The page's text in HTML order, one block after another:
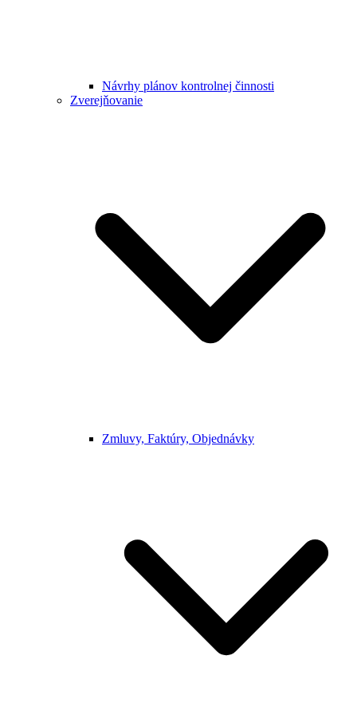
Návrhy plánov kontrolnej činnosti
Zverejňovanie
Zmluvy, Faktúry, Objednávky